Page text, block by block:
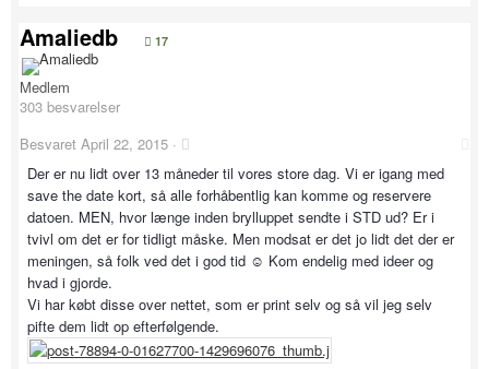
Amaliedb 17
Medlem
303 besvarelser
Besvaret April 22, 2015 ·
Der er nu lidt over 13 måneder til vores store dag. Vi er igang med
save the date kort, så alle forhåbentlig kan komme og reservere
datoen. MEN, hvor længe inden brylluppet sendte i STD ud? Er i
tvivl om det er for tidligt måske. Men modsat er det jo lidt det der er
meningen, så folk ved det i god tid ☺️ Kom endelig med ideer og
hvad i gjorde.
Vi har købt disse over nettet, som er print selv og så vil jeg selv
pifte dem lidt op efterfølgende.